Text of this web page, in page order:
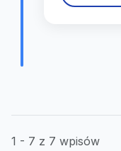
1 - 7 z 7 wpisów